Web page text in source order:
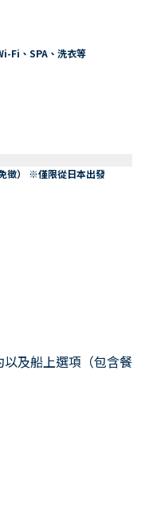
Fi、SPA、洗衣等
徵） ※僅限從日本出發
及船上選項（包含餐